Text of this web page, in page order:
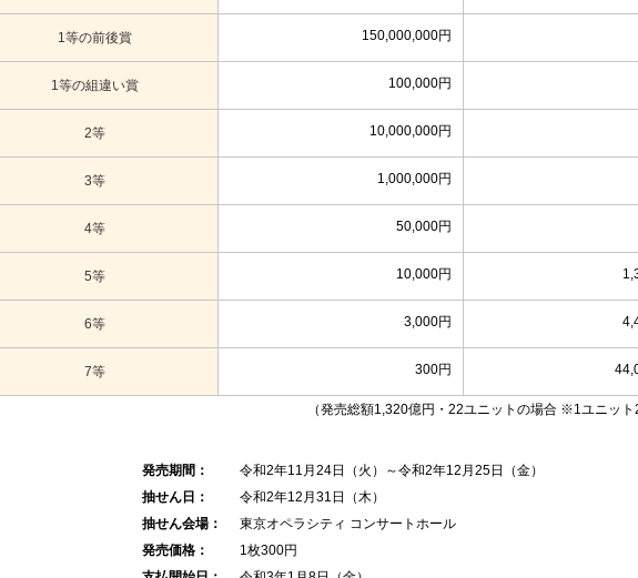
1等の前後賞 150,000,000円
1等の組違い賞 100,000円
2等 10,000,000円
3等 1,000,000円
4等 50,000円
5等 10,000円
6等 3,000円
7等 300円
（発売総額1,320億円・22ユニットの場合 ※1ユニット
発売期間：
令和2年11月24日（火）～令和2年12月25日（金）
抽せん日：
令和2年12月31日（木）
抽せん会場：
東京オペラシティ コンサートホール
発売価格：
1枚300円